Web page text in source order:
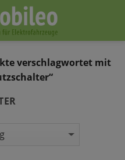
verschlagwortet mit